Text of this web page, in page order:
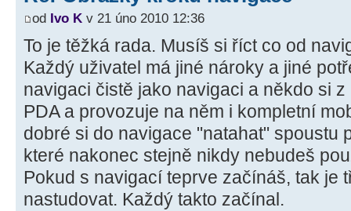
od Ivo K v 21 úno 2010 12:36
To je těžká rada. Musíš si říct co od
Každý uživatel má jiné nároky a jiné
navigaci čistě jako navigaci a někdo si
PDA a provozuje na něm i kompletní
dobré si do navigace "natahat" spoustu
které nakonec stejně nikdy nebudeš
Pokud s navigací teprve začínáš, tak je
nastudovat. Každý takto začínal.